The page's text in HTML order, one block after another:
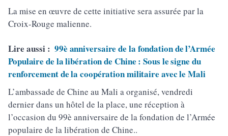
La mise en œuvre de cette initiative sera assurée par la
Croix-Rouge malienne.
Lire aussi : 99è anniversaire de la fondation de l’Armée
Populaire de la libération de Chine : Sous le signe du
renforcement de la coopération militaire avec le Mali
L’ambassade de Chine au Mali a organisé, vendredi
dernier dans un hôtel de la place, une réception à
l’occasion du 99è anniversaire de la fondation de l’Armée
populaire de la libération de Chine..